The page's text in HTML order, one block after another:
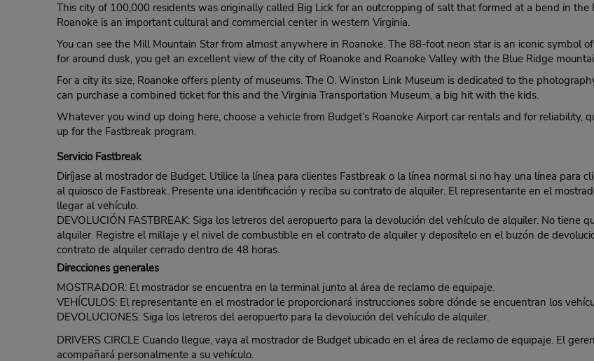
This city of 100,000 residents was originally called Big Lick for an outcropping of salt that formed at a bend in
Roanoke is an important cultural and commercial center in western Virginia.
You can see the Mill Mountain Star from almost anywhere in Roanoke. The 88-foot neon star is an iconic symbol
for around dusk, you get an excellent view of the city of Roanoke and Roanoke Valley with the Blue Ridge
For a city its size, Roanoke offers plenty of museums. The O. Winston Link Museum is dedicated to the
can purchase a combined ticket for this and the Virginia Transportation Museum, a big hit with the kids.
Whatever you wind up doing here, choose a vehicle from Budget’s Roanoke Airport car rentals and for reliability,
up for the Fastbreak program.
Servicio Fastbreak
Diríjase al mostrador de Budget. Utilice la línea para clientes Fastbreak o la línea normal si no hay una línea para
al quiosco de Fastbreak. Presente una identificación y reciba su contrato de alquiler. El representante en el
llegar al vehículo.
DEVOLUCIÓN FASTBREAK: Siga los letreros del aeropuerto para la devolución del vehículo de alquiler. No tiene
alquiler. Registre el millaje y el nivel de combustible en el contrato de alquiler y deposítelo en el buzón de
contrato de alquiler cerrado dentro de 48 horas.
Direcciones generales
MOSTRADOR: El mostrador se encuentra en la terminal junto al área de reclamo de equipaje.
VEHÍCULOS: El representante en el mostrador le proporcionará instrucciones sobre dónde se encuentran los
DEVOLUCIONES: Siga los letreros del aeropuerto para la devolución del vehículo de alquiler.
DRIVERS CIRCLE Cuando llegue, vaya al mostrador de Budget ubicado en el área de reclamo de equipaje. El
acompañará personalmente a su vehículo.